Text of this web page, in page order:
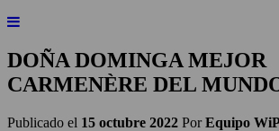
DOÑA DOMINGA MEJOR
CARMENÈRE DEL
Publicado el 15 octubre 2022 PorEquipo